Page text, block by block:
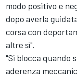
modo positivo e
dopo averla
corsa con
altre sì".
"Si blocca quando
aderenza